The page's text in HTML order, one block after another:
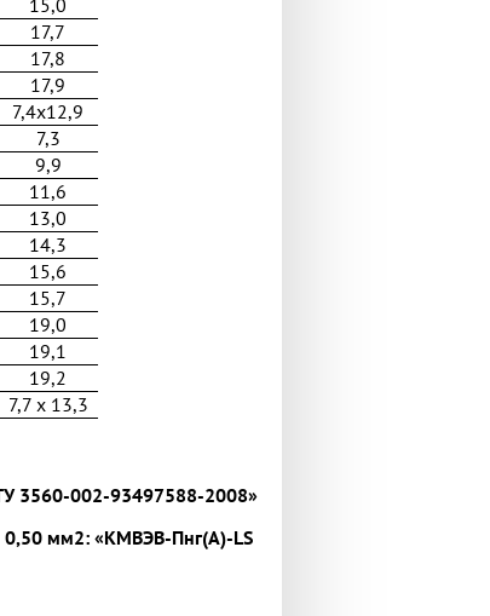
15,0
17,7
17,8
17,9
7,4x12,9
7,3
9,9
11,6
13,0
14,3
15,6
15,7
19,0
19,1
19,2
7,7 х 13,3
3560-002-93497588-2008»
0,50 мм2: «КМВЭВ-Пнг(А)-LS